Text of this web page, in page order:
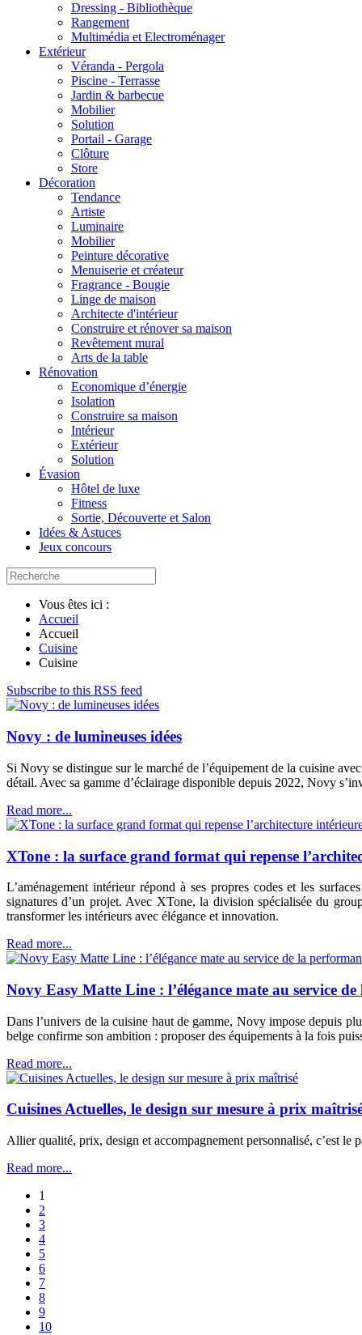
Dressing - Bibliothèque
Rangement
Multimédia et Electroménager
Extérieur
Véranda - Pergola
Piscine - Terrasse
Jardin & barbecue
Mobilier
Solution
Portail - Garage
Clôture
Store
Décoration
Tendance
Artiste
Luminaire
Mobilier
Peinture décorative
Menuiserie et créateur
Fragrance - Bougie
Linge de maison
Architecte d'intérieur
Construire et rénover sa maison
Revêtement mural
Arts de la table
Rénovation
Economique d’énergie
Isolation
Construire sa maison
Intérieur
Extérieur
Solution
Évasion
Hôtel de luxe
Fitness
Sortie, Découverte et Salon
Idées & Astuces
Jeux concours
Vous êtes ici :
Accueil
Accueil
Cuisine
Cuisine
Subscribe to this RSS feed
Novy : de lumineuses idées
Si Novy se distingue sur le marché de l’équipement de la cuisine
détail. Avec sa gamme d’éclairage disponible depuis 2022, Novy
Read more...
XTone : la surface grand format qui repense
L’aménagement intérieur répond à ses propres codes et les
signatures d’un projet. Avec XTone, la division spécialisée du
transformer les intérieurs avec élégance et innovation.
Read more...
Novy Easy Matte Line : l’élégance mate au service
Dans l’univers de la cuisine haut de gamme, Novy impose depuis
belge confirme son ambition : proposer des équipements à la fois
Read more...
Cuisines Actuelles, le design sur mesure à prix
Allier qualité, prix, design et accompagnement personnalisé, c’est le
Read more...
1
2
3
4
5
6
7
8
9
10